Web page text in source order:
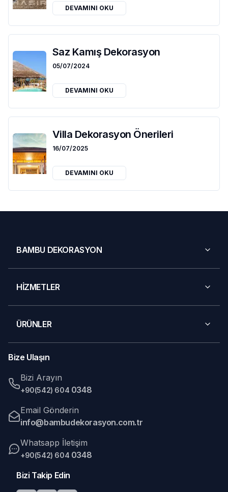
DEVAMINI OKU
Saz Kamış Dekorasyon
05/07/2024
DEVAMINI OKU
Villa Dekorasyon Önerileri
16/07/2025
DEVAMINI OKU
BAMBU DEKORASYON
HİZMETLER
ÜRÜNLER
Bize Ulaşın
Bizi Arayın
+90(542) 604 0348
Email Gönderin
info@bambudekorasyon.com.tr
Whatsapp İletişim
+90(542) 604 0348
Bizi Takip Edin